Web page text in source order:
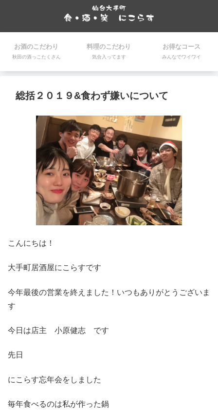
お酒のこだわり
秋田の酒っこたくさん
料理のこだわり
気合入ってます
お得なコース
みんなでワイワイ
総括２０１９&食わず嫌いについて
こんにちは！
大手町居酒屋にこらすです
今年最後の営業を終えました！いつもありがとうございま
す
今日は店主 小原健志 です
先日
にこらす忘年会をしました
毎年食べるのは私が作った鍋